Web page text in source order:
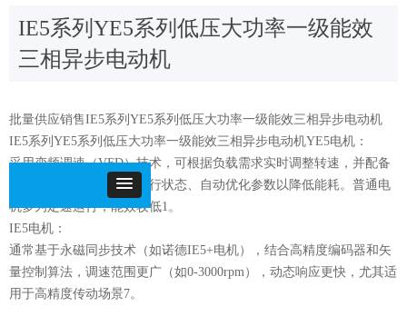
批量供应销售IE5系列YE5系列低压大功率一级能效三相异步电动机
IE5系列YE5系列低压大功率一级能效三相异步电动机YE5电机：
采用变频调速（VFD）技术，可根据负载需求实时调整转速，并配备
智能控制系统，能监控运行状态、自动优化参数以降低能耗。普通电
机多为定速运行，能效较低1。
IE5电机：
通常基于永磁同步技术（如诺德IE5+电机），结合高精度编码器和矢
量控制算法，调速范围更广（如0-3000rpm），动态响应更快，尤其适
用于高精度传动场景7。
IE5系列YE5系列低压大功率一级能效
三相异步电动机